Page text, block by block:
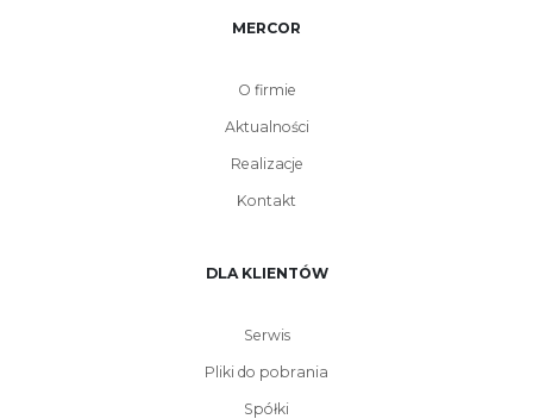
MERCOR
O firmie
Aktualności
Realizacje
Kontakt
DLA KLIENTÓW
Serwis
Pliki do pobrania
Spółki